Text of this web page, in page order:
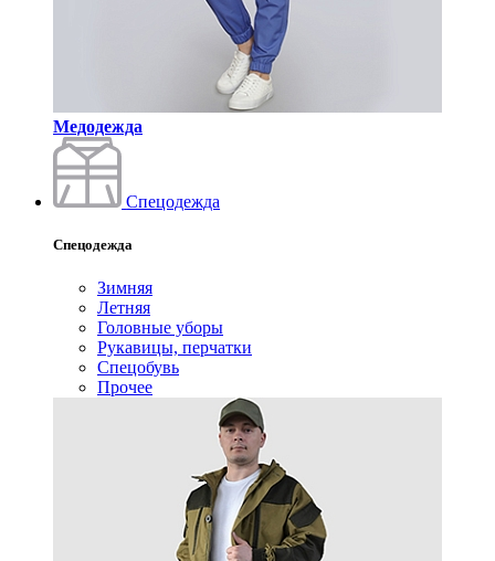
Медодежда
Спецодежда
Спецодежда
Зимняя
Летняя
Головные уборы
Рукавицы, перчатки
Спецобувь
Прочее